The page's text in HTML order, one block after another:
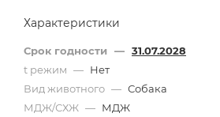
Характеристики
Срок годности — 31.07.2028
t режим — Нет
Вид животного — Собака
МДЖ/СХЖ — МДЖ